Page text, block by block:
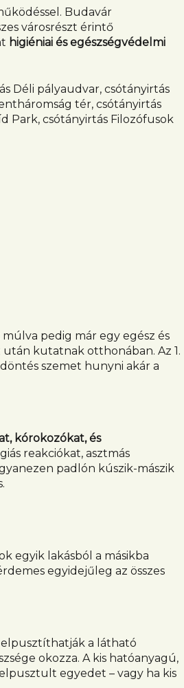
Budavár
városrészt érintő
higiéniai és egészségvédelmi
Déli pályaudvar, csótányirtás
tér, csótányirtás
Park, csótányirtás Filozófusok
pedig már egy egész és
kutatnak otthonában. Az 1.
szemet hunyni akár a
kórokozókat, és
reakciókat, asztmás
padlón kúszik-mászik
egyik lakásból a másikba
egyidejűleg az összes
a látható
okozza. A kis hatóanyagú,
egyedet – vagy ha kis